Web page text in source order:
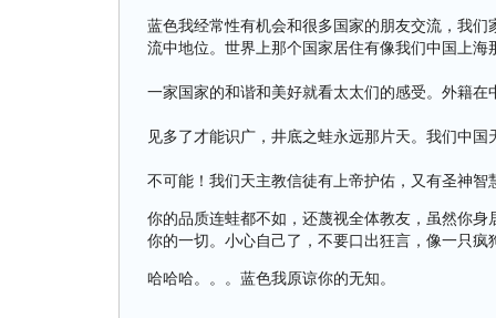
蓝色我经常性有机会和很多国家的朋友交流，我
流中地位。世界上那个国家居住有像我们中国上海
一家国家的和谐和美好就看太太们的感受。外籍
见多了才能识广，井底之蛙永远那片天。我们中
不可能！我们天主教信徒有上帝护佑，又有圣神智
你的品质连蛙都不如，还蔑视全体教友，虽然你
你的一切。小心自己了，不要口出狂言，像一只疯
哈哈哈。。。蓝色我原谅你的无知。